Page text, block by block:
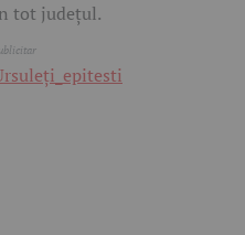
tot județul.